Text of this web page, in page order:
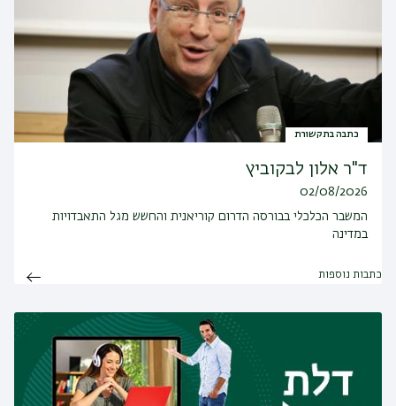
כתבה בתקשורת
ד"ר אלון לבקוביץ
02/08/2026
המשבר הכלכלי בבורסה הדרום קוריאנית והחשש מגל התאבדויות
במדינה
כתבות נוספות